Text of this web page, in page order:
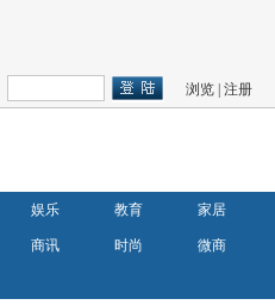
浏览 |注册
娱乐 教育 家居
商讯 时尚 微商